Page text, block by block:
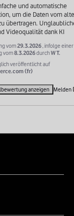
und automatische
um die Daten vom
übertragen.
Videoqualität dank KI
vom29.3.2026 , infolge einer
vom8.3.2026durchW T.
veröffentlicht auf
(fr)
anzeigen Melden